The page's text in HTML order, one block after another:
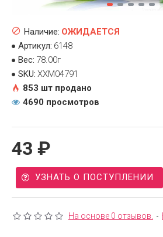
На основе 0 отзывов. -
43 ₽
Наличие: ОЖИДАЕТСЯ
Артикул: 6148
Вес: 78.00г
SKU: XXM04791
853 шт продано
4690 просмотров
УЗНАТЬ О ПОСТУПЛЕНИИ